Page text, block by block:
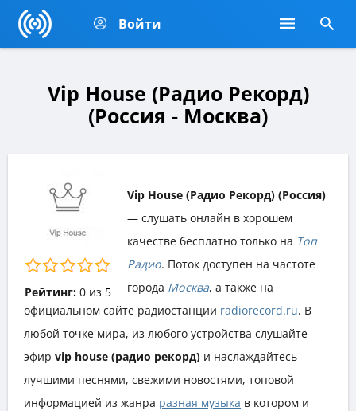
Войти
Vip House (Радио Рекорд)
(Россия - Москва)
Рейтинг: 0из 5
Vip House (Радио Рекорд) (Россия)
— слушать онлайн в хорошем
качестве бесплатно только на Топ
Радио. Поток доступен на частоте
города Москва, а также на
официальном сайте радиостанции radiorecord.ru. В
любой точке мира, из любого устройства слушайте
эфир vip house (радио рекорд) и наслаждайтесь
лучшими песнями, свежими новостями, топовой
информацией из жанра разная музыка в котором и